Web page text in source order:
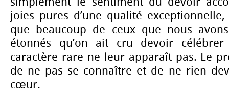
joies pures d’une qualité
que beaucoup de ceux que nous
étonnés qu’on ait cru devoir
caractère rare ne leur apparaît pas. Le
de ne pas se connaître et de ne rien
cœur.